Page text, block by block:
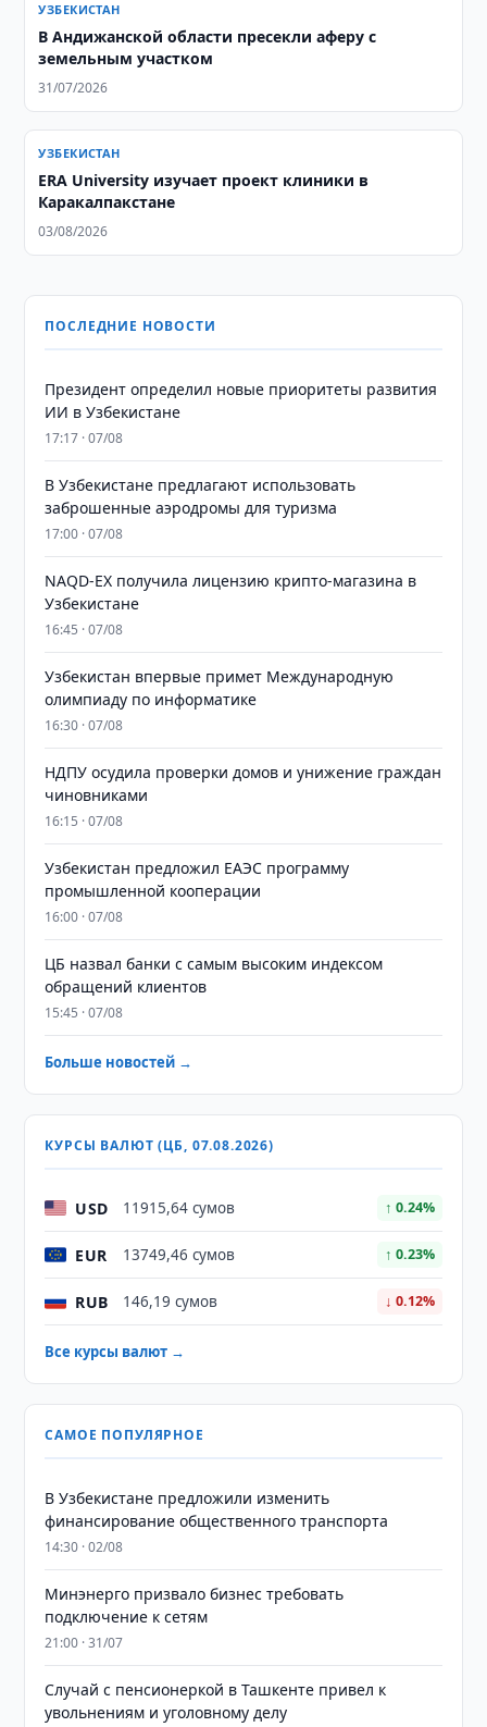
УЗБЕКИСТАН
В Андижанской области пресекли аферу с
земельным участком
31/07/2026
УЗБЕКИСТАН
ERA University изучает проект клиники в
Каракалпакстане
03/08/2026
ПОСЛЕДНИЕ НОВОСТИ
Президент определил новые приоритеты развития
ИИ в Узбекистане
17:17 · 07/08
В Узбекистане предлагают использовать
заброшенные аэродромы для туризма
17:00 · 07/08
NAQD-EX получила лицензию крипто-магазина в
Узбекистане
16:45 · 07/08
Узбекистан впервые примет Международную
олимпиаду по информатике
16:30 · 07/08
НДПУ осудила проверки домов и унижение граждан
чиновниками
16:15 · 07/08
Узбекистан предложил ЕАЭС программу
промышленной кооперации
16:00 · 07/08
ЦБ назвал банки с самым высоким индексом
обращений клиентов
15:45 · 07/08
Больше новостей →
КУРСЫ ВАЛЮТ (ЦБ, 07.08.2026)
USD 11915,64 сумов ↑ 0.24%
EUR 13749,46 сумов ↑ 0.23%
RUB 146,19 сумов ↓ 0.12%
Все курсы валют →
САМОЕ ПОПУЛЯРНОЕ
В Узбекистане предложили изменить
финансирование общественного транспорта
14:30 · 02/08
Минэнерго призвало бизнес требовать
подключение к сетям
21:00 · 31/07
Случай с пенсионеркой в Ташкенте привел к
увольнениям и уголовному делу